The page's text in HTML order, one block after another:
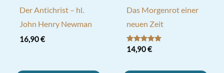
Der Antichrist – hl.
John Henry Newman
16,90€
Das Morgenrot einer
neuen Zeit
Bewertet mit
5.00
14,90€